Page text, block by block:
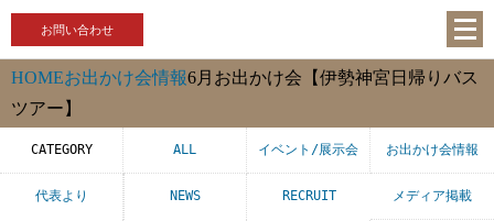
お問い合わせ
HOMEお出かけ会情報6月お出かけ会【伊勢神宮日帰りバス
ツアー】
CATEGORY ALL イベント/展示会 お出かけ会情報
代表より NEWS RECRUIT メディア掲載